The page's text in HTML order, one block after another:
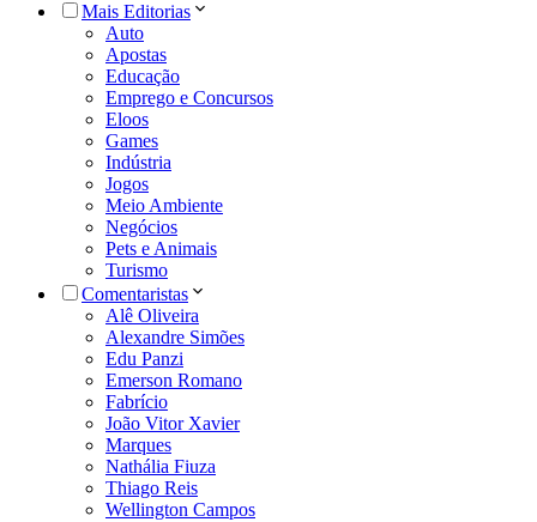
Mais Editorias
Auto
Apostas
Educação
Emprego e Concursos
Eloos
Games
Indústria
Jogos
Meio Ambiente
Negócios
Pets e Animais
Turismo
Comentaristas
Alê Oliveira
Alexandre Simões
Edu Panzi
Emerson Romano
Fabrício
João Vitor Xavier
Marques
Nathália Fiuza
Thiago Reis
Wellington Campos